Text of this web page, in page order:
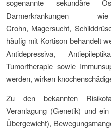
sogenannte sekundäre
Crohn, Magersucht,
häufig mit Kortison behandelt
Antidepressiva,
Tumortherapie sowie
werden, wirken
Zu den bekannten
Veranlagung (Genetik) und
Übergewicht),